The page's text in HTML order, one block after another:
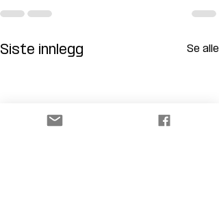
Siste innlegg Se alle